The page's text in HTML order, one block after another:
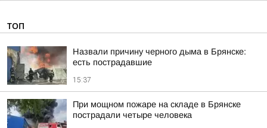
ТОП
Назвали причину черного дыма в Брянске:
есть пострадавшие
15:37
При мощном пожаре на складе в Брянске
пострадали четыре человека